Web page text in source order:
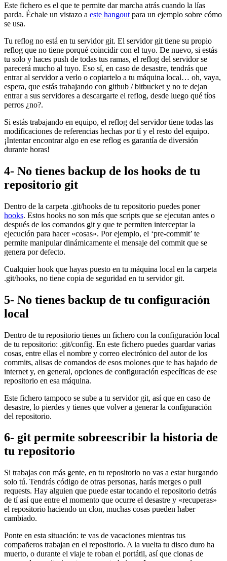
Este fichero es el que te permite dar marcha atrás cuando la lías
parda. Échale un vistazo a este hangout para un ejemplo sobre cómo
se usa.
Tu reflog no está en tu servidor git. El servidor git tiene su propio
reflog que no tiene porqué coincidir con el tuyo. De nuevo, si estás
tu solo y haces push de todas tus ramas, el reflog del servidor se
parecerá mucho al tuyo. Eso sí, en caso de desastre, tendrás que
entrar al servidor a verlo o copiartelo a tu máquina local… oh, vaya,
espera, que estás trabajando con github / bitbucket y no te dejan
entrar a sus servidores a descargarte el reflog, desde luego qué tíos
perros ¿no?.
Si estás trabajando en equipo, el reflog del servidor tiene todas las
modificaciones de referencias hechas por tí y el resto del equipo.
¡Intentar encontrar algo en ese reflog es garantía de diversión
durante horas!
4- No tienes backup de los hooks de tu
repositorio git
Dentro de la carpeta .git/hooks de tu repositorio puedes poner
hooks. Estos hooks no son más que scripts que se ejecutan antes o
después de los comandos git y que te permiten interceptar la
ejecución para hacer «cosas». Por ejemplo, el ‘pre-commit’ te
permite manipular dinámicamente el mensaje del commit que se
genera por defecto.
Cualquier hook que hayas puesto en tu máquina local en la carpeta
.git/hooks, no tiene copia de seguridad en tu servidor git.
5- No tienes backup de tu configuración
local
Dentro de tu repositorio tienes un fichero con la configuración local
de tu repositorio: .git/config. En este fichero puedes guardar varias
cosas, entre ellas el nombre y correo electrónico del autor de los
commits, alisas de comandos de esos molones que te has bajado de
internet y, en general, opciones de configuración específicas de ese
repositorio en esa máquina.
Este fichero tampoco se sube a tu servidor git, así que en caso de
desastre, lo pierdes y tienes que volver a generar la configuración
del repositorio.
6- git permite sobreescribir la historia de
tu repositorio
Si trabajas con más gente, en tu repositorio no vas a estar hurgando
solo tú. Tendrás código de otras personas, harás merges o pull
requests. Hay alguien que puede estar tocando el repositorio detrás
de tí así que entre el momento que ocurre el desastre y «recuperas»
el repositorio haciendo un clon, muchas cosas pueden haber
cambiado.
Ponte en esta situación: te vas de vacaciones mientras tus
compañeros trabajan en el repositorio. A la vuelta tu disco duro ha
muerto, o durante el viaje te roban el portátil, así que clonas de